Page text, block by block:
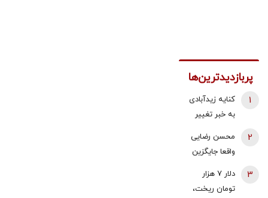
پربازدیدترین‌ها
کنایه زیدآبادی
به خبر تغییر
عالی امنیت
محمدباقر خرازی
خیلی هم از
1
محسن رضایی
واقعا جایگزین
شورای عالی
2
دلار ۷ هزار
تومان ریخت،
3